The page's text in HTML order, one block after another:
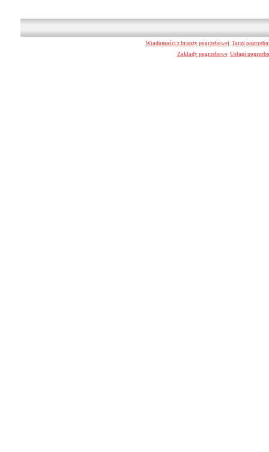
Wiadomości z branży pogrzebowej Targi
Zakłady pogrzebowe Usługi